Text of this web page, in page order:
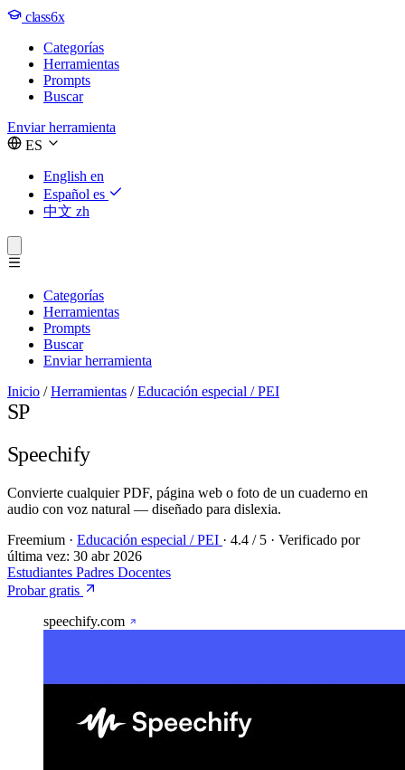
class6x
Categorías
Herramientas
Prompts
Buscar
Enviar herramienta
ES
English en
Español es
中文 zh
Categorías
Herramientas
Prompts
Buscar
Enviar herramienta
Inicio / Herramientas / Educación especial / PEI
SP
Speechify
Convierte cualquier PDF, página web o foto de un cuaderno en
audio con voz natural — diseñado para dislexia.
Freemium · Educación especial / PEI · 4.4 / 5 · Verificado por
última vez: 30 abr 2026
Estudiantes Padres Docentes
Probar gratis
speechify.com